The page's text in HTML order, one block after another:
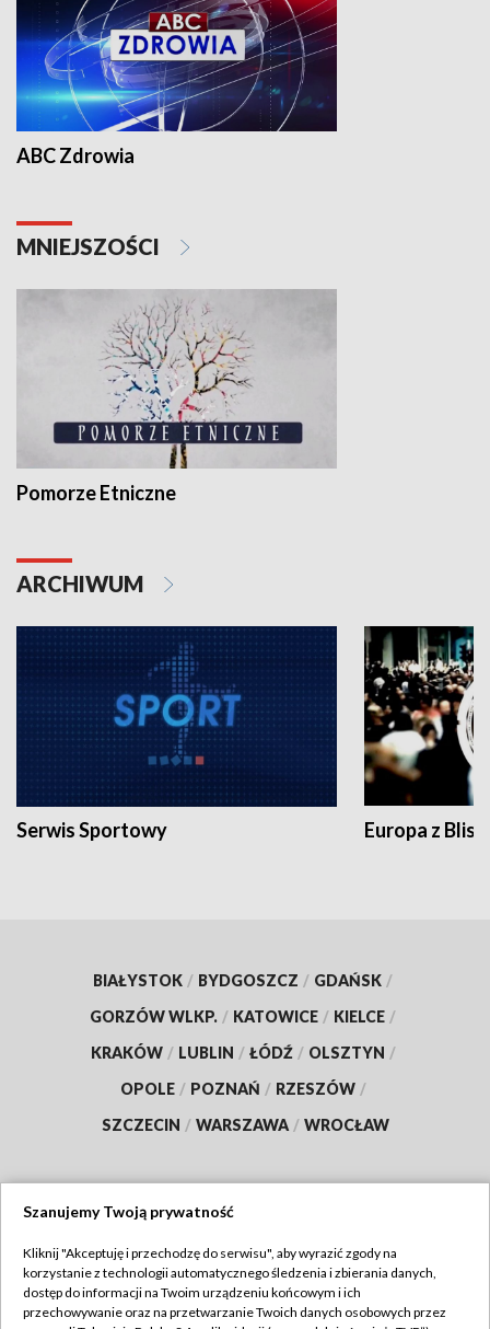
ABC Zdrowia
MNIEJSZOŚCI
Pomorze Etniczne
ARCHIWUM
Serwis Sportowy Europa z
BIAŁYSTOK / BYDGOSZCZ / GDAŃSK /
GORZÓW WLKP. / KATOWICE / KIELCE /
KRAKÓW / LUBLIN / ŁÓDŹ / OLSZTYN /
OPOLE / POZNAŃ / RZESZÓW /
SZCZECIN / WARSZAWA / WROCŁAW
TVP
Abonament TVP
Regulamin TVP
Szanujemy Twoją prywatność
Kliknij "Akceptuję i przechodzę do serwisu", aby wyrazić zgody na
korzystanie z technologii automatycznego śledzenia i zbierania danych,
dostęp do informacji na Twoim urządzeniu końcowym i ich
przechowywanie oraz na przetwarzanie Twoich danych osobowych przez